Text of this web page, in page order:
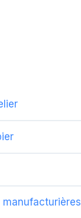
manufacturières